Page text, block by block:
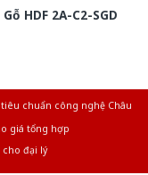
HDF 2A-C2-SGD
chuẩn công nghệ Châu
giá tổng hợp
cho đại lý